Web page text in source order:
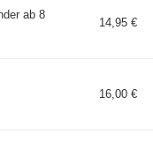
ab 8
14,95 €
16,00 €